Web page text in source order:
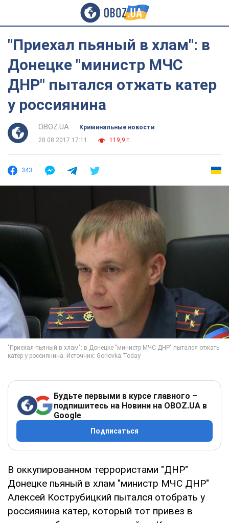
"Приехал пьяный в хлам": в
Донецке "министр МЧС
ДНР" пытался отжать катер
у россиянина
OBOZ.UA
Криминальные новости
28.08.2017 17:11
119,9 т.
343
Будьте первыми в курсе главного –
подпишитесь на Новини на OBOZ.UA в
Google
Подписаться
В оккупированном террористами "ДНР"
Донецке пьяный в хлам "министр МЧС ДНР"
Алексей Кострубицкий пытался отобрать у
россиянина катер, который тот привез в